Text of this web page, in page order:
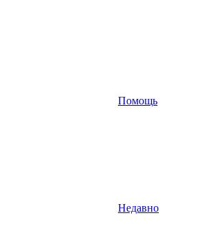
Помощь
Недавно